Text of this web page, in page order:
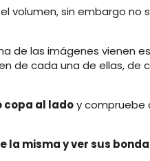
volumen, sin embargo no
de las imágenes vienen
de cada una de ellas, de
copa al ladoy compruebe
la misma y ver sus